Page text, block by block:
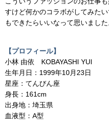
すけど何かのコラボがしてみた
もできたらいいなって思いました
【プロフィール】
小林 由依 KOBAYASHI YUI
生年月日：1999年10月23日
星座：てんびん座
身長：161cm
出身地：埼玉県
血液型：A型